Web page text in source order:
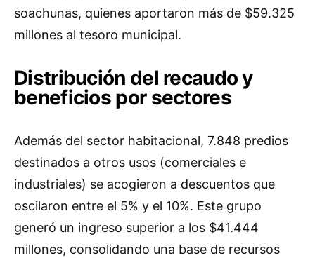
soachunas, quienes aportaron más de $59.325
millones al tesoro municipal.
Distribución del recaudo y
beneficios por sectores
Además del sector habitacional, 7.848 predios
destinados a otros usos (comerciales e
industriales) se acogieron a descuentos que
oscilaron entre el 5% y el 10%. Este grupo
generó un ingreso superior a los $41.444
millones, consolidando una base de recursos